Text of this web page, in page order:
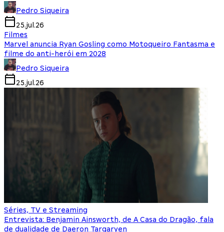
Pedro Siqueira
25.jul.26
Filmes
Marvel anuncia Ryan Gosling como Motoqueiro Fantasma e
filme do anti-herói em 2028
Pedro Siqueira
25.jul.26
Séries, TV e Streaming
Entrevista: Benjamin Ainsworth, de A Casa do Dragão, fala
de dualidade de Daeron Targaryen